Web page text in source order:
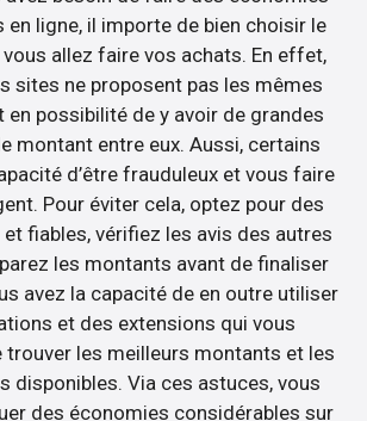
en ligne, il importe de bien choisir le
allez faire vos achats. En effet,
sites ne proposent pas les mêmes
possibilité de y avoir de grandes
montant entre eux. Aussi, certains
d’être frauduleux et vous faire
Pour éviter cela, optez pour des
fiables, vérifiez les avis des autres
les montants avant de finaliser
avez la capacité de en outre utiliser
et des extensions qui vous
les meilleurs montants et les
disponibles. Via ces astuces, vous
des économies considérables sur